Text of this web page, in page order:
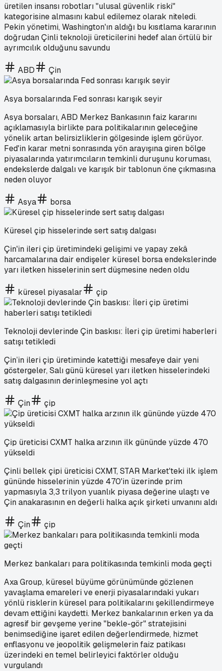
üretilen insansı robotları "ulusal güvenlik riski"
kategorisine almasını kabul edilemez olarak niteledi.
Pekin yönetimi, Washington'ın aldığı bu kısıtlama kararının
doğrudan Çinli teknoloji üreticilerini hedef alan örtülü bir
ayrımcılık olduğunu savundu
ABD Çin
Asya borsalarında Fed sonrası karışık seyir
Asya borsaları, ABD Merkez Bankasının faiz kararını
açıklamasıyla birlikte para politikalarının geleceğine
yönelik artan belirsizliklerin gölgesinde işlem görüyor.
Fed'in karar metni sonrasında yön arayışına giren bölge
piyasalarında yatırımcıların temkinli duruşunu koruması,
endekslerde dalgalı ve karışık bir tablonun öne çıkmasına
neden oluyor
Asya borsa
Küresel çip hisselerinde sert satış dalgası
Çin'in ileri çip üretimindeki gelişimi ve yapay zekâ
harcamalarına dair endişeler küresel borsa endekslerinde
yarı iletken hisselerinin sert düşmesine neden oldu
küresel piyasalar çip
Teknoloji devlerinde Çin baskısı: İleri çip üretimi haberleri
satışı tetikledi
Çin’in ileri çip üretiminde katettiği mesafeye dair yeni
göstergeler, Salı günü küresel yarı iletken hisselerindeki
satış dalgasının derinleşmesine yol açtı
Çin çip
Çip üreticisi CXMT halka arzının ilk gününde yüzde 470
yükseldi
Çinli bellek çipi üreticisi CXMT, STAR Market'teki ilk işlem
gününde hisselerinin yüzde 470'in üzerinde prim
yapmasıyla 3,3 trilyon yuanlık piyasa değerine ulaştı ve
Çin anakarasının en değerli halka açık şirketi unvanını aldı
Çin çip
Merkez bankaları para politikasında temkinli moda geçti
Axa Group, küresel büyüme görünümünde gözlenen
yavaşlama emareleri ve enerji piyasalarındaki yukarı
yönlü risklerin küresel para politikalarını şekillendirmeye
devam ettiğini kaydetti. Merkez bankalarının erken ya da
agresif bir gevşeme yerine "bekle-gör" stratejisini
benimsediğine işaret edilen değerlendirmede, hizmet
enflasyonu ve jeopolitik gelişmelerin faiz patikası
üzerindeki en temel belirleyici faktörler olduğu
vurgulandı